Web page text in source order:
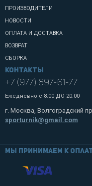
ПРОИЗВОДИТЕЛИ
НОВОСТИ
ОПЛАТА И ДОСТАВКА
ВОЗВРАТ
СБОРКА
Контакты
+7 (977) 897-61-77
Ежедневно с 8:00 ДО 20:00
г. Москва, Волгоградский
sporturnik@gmail.com
Мы принимаем к